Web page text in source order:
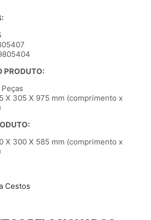
PRODUTO:
X 305 X 975 mm (comprimento x
X 300 X 585 mm (comprimento x
Cestos